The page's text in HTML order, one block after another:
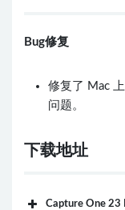
Bug修复
修复了 Mac
问题。
下载地址
Capture One 23